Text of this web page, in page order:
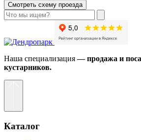
Смотреть схему проезда
Наша специализация— продажа и
кустарников.
Каталог